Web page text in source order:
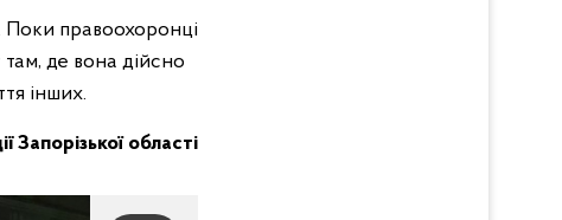
Поки правоохоронці
де вона дійсно
інших.
Запорізької області